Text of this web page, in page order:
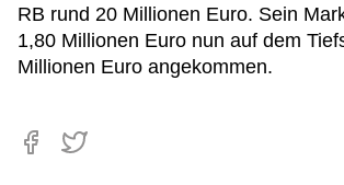
RB rund 20 Millionen Euro. Sein
1,80 Millionen Euro nun auf dem
Millionen Euro angekommen.